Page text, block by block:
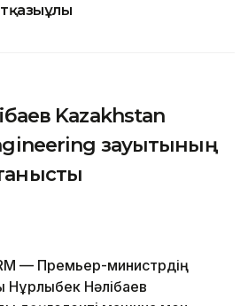
Kazakhstan
зауытының
— Премьер-министрдің
Нұрлыбек Нәлібаев